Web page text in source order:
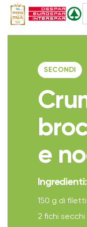
SECONDI
e
Ingredienti:
150 g di
2 fichi secchi